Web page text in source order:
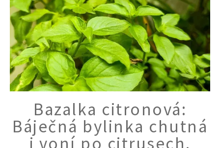
Bazalka citronová:
Báječná bylinka chutná
i voní po citrusech.